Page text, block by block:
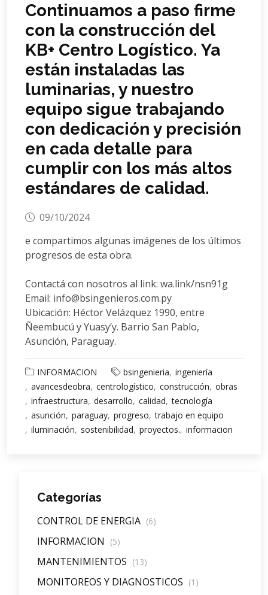
Continuamos a paso firme
con la construcción del
KB+ Centro Logístico. Ya
están instaladas las
luminarias, y nuestro
equipo sigue trabajando
con dedicación y precisión
en cada detalle para
cumplir con los más altos
estándares de calidad.
09/10/2024
e compartimos algunas imágenes de los últimos
progresos de esta obra.
Contactá con nosotros al link: wa.link/nsn91g
Email: info@bsingenieros.com.py
Ubicación: Héctor Velázquez 1990, entre
Ñeembucú y Yuasy’y. Barrio San Pablo,
Asunción, Paraguay.
INFORMACION bsingenieria ingeniería
avancesdeobra centrologístico construcción obras
infraestructura desarrollo calidad tecnología
asunción paraguay progreso trabajo en equipo
iluminación
sostenibilidad proyectos. informacion
Categorías
CONTROL DE ENERGIA (6)
INFORMACION (5)
MANTENIMIENTOS (13)
MONITOREOS Y DIAGNOSTICOS (1)